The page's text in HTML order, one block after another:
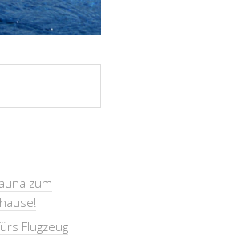
zum
Flugzeug